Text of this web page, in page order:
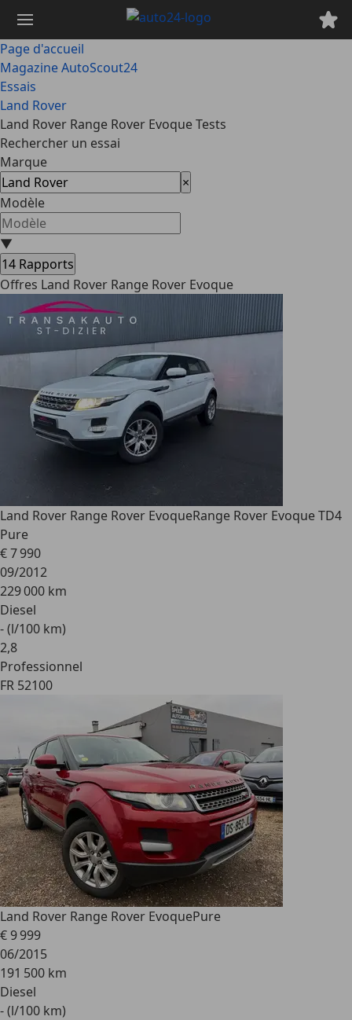
contenu
principal
Page d'accueil
Magazine AutoScout24
Essais
Land Rover
Land Rover Range Rover Evoque Tests
Rechercher un essai
Marque
×
Modèle
▼
14 Rapports
Offres Land Rover Range Rover Evoque
Land Rover Range Rover EvoqueRange Rover Evoque TD4
Pure
€ 7 990
09/2012
229 000 km
Diesel
- (l/100 km)
2,8
Professionnel
FR 52100
Land Rover Range Rover EvoquePure
€ 9 999
06/2015
191 500 km
Diesel
- (l/100 km)